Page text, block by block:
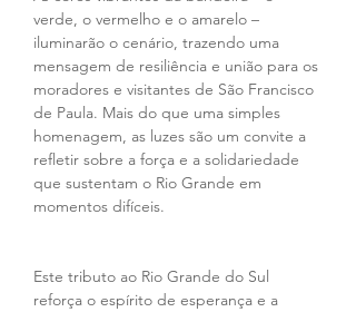
verde, o vermelho e o amarelo –
iluminarão o cenário, trazendo uma
mensagem de resiliência e união para os
moradores e visitantes de São Francisco
de Paula. Mais do que uma simples
homenagem, as luzes são um convite a
refletir sobre a força e a solidariedade
que sustentam o Rio Grande em
momentos difíceis.
Este tributo ao Rio Grande do Sul
reforça o espírito de esperança e a